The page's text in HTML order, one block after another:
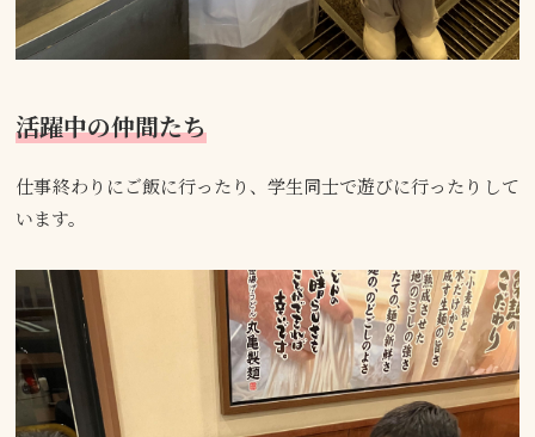
活躍中の仲間たち
仕事終わりにご飯に行ったり、学生同士で遊びに行ったりして
います。